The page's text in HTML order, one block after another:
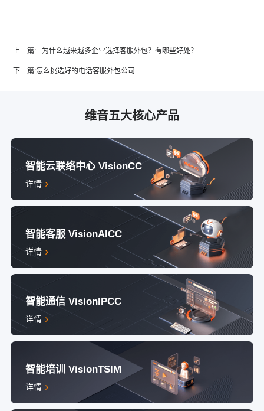
上一篇: 为什么越来越多企业选择客服外包？有哪些好处？
下一篇:怎么挑选好的电话客服外包公司
维音五大核心产品
智能云联络中心 VisionCC
详情
智能客服 VisionAICC
详情
智能通信 VisionIPCC
详情
智能培训 VisionTSIM
详情